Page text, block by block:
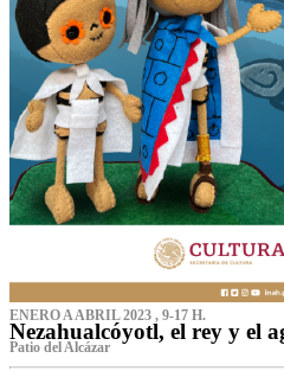
ENERO A ABRIL 2023 , 9-17 H.
Nezahualcóyotl, el rey y el
Patio del Alcázar